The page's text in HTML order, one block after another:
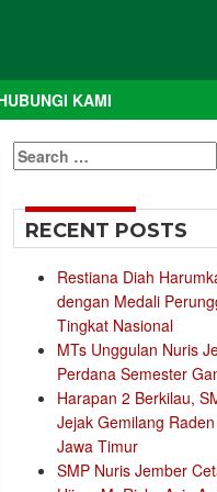
KAMI
Search
for:
RECENT POSTS
Restiana Diah
dengan Medali
Tingkat Nasional
MTs Unggulan Nuris
Perdana Semester
Harapan 2 Berkilau,
Jejak Gemilang
Jawa Timur
SMP Nuris Jember